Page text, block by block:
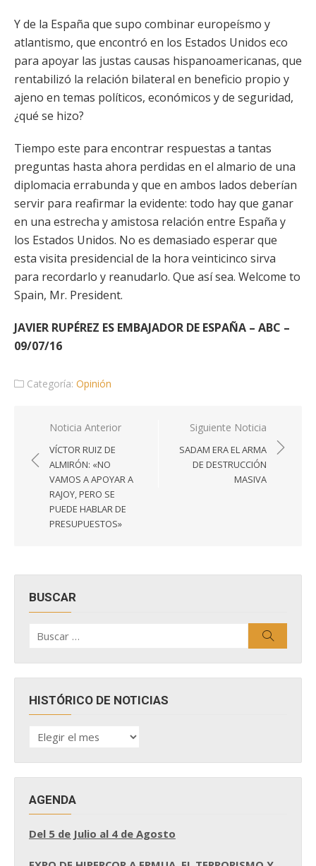
Y de la España que supo combinar europeísmo y
atlantismo, que encontró en los Estados Unidos eco
para apoyar las justas causas hispanoamericanas, que
rentabilizó la relación bilateral en beneficio propio y
ajeno en temas políticos, económicos y de seguridad,
¿qué se hizo?
Tiempo este para encontrar respuestas a tantas
preguntas hasta ahora perdidas en el almario de una
diplomacia errabunda y que en ambos lados deberían
servir para reafirmar la evidente: todo hay que ganar
en una estrecha y amistosa relación entre España y
los Estados Unidos. No es demasiado esperar que
esta visita presidencial de la hora veinticinco sirva
para recordarlo y reanudarlo. Que así sea. Welcome to
Spain, Mr. President.
JAVIER RUPÉREZ ES EMBAJADOR DE ESPAÑA – ABC –
09/07/16
Categoría: Opinión
Navegación
entradas
Noticia Anterior
VÍCTOR RUIZ DE
ALMIRÓN: «NO
VAMOS A APOYAR A
RAJOY, PERO SE
PUEDE HABLAR DE
PRESUPUESTOS»
Siguiente Noticia
SADAM ERA EL ARMA
DE DESTRUCCIÓN
MASIVA
BUSCAR
por:
HISTÓRICO DE NOTICIAS
HISTÓRICO
DE
AGENDA
Del 5 de Julio al 4 de Agosto